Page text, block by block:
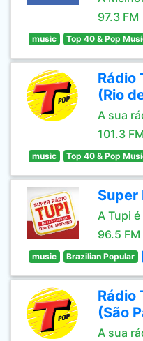
97.3 FM
music Top 40 & Pop
Rádio
(Rio
A sua
101.3 FM
music Top 40 & Pop
Super
A Tupi
96.5 FM
music Brazilian Popular
Rádio
(São
A sua